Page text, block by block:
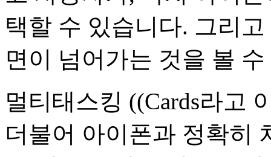
택할 수 있습니다. 그리
면이 넘어가는 것을 볼
멀티태스킹 ((Cards라고
더불어 아이폰과 정확히